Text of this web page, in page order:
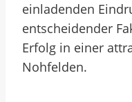
einladenden
entscheidender
Erfolg in einer
Nohfelden.